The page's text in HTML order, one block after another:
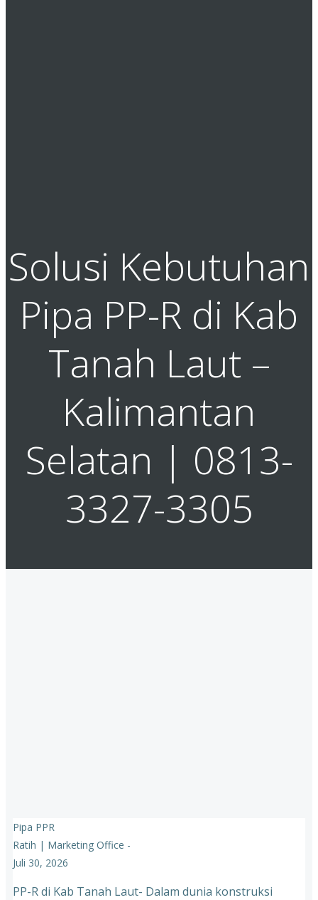
Solusi Kebutuhan
Pipa PP-R di Kab
Tanah Laut –
Kalimantan
Selatan | 0813-
3327-3305
Pipa PPR
Ratih | Marketing Office -
Juli 30, 2026
PP-R di Kab Tanah Laut- Dalam dunia konstruksi